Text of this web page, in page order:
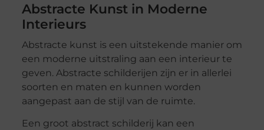
Abstracte Kunst in Moderne
Interieurs
Abstracte kunst is een uitstekende manier om
een moderne uitstraling aan een interieur te
geven. Abstracte schilderijen zijn er in allerlei
soorten en maten en kunnen worden
aangepast aan de stijl van de ruimte.
Een groot abstract schilderij kan een